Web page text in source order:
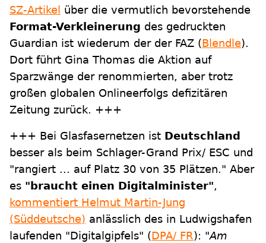
SZ-Artikel über die vermutlich bevorstehende
Format-Verkleinerung des gedruckten
Guardian ist wiederum der der FAZ (Blendle).
Dort führt Gina Thomas die Aktion auf
Sparzwänge der renommierten, aber trotz
großen globalen Onlineerfolgs defizitären
Zeitung zurück. +++
+++ Bei Glasfasernetzen ist Deutschland
besser als beim Schlager-Grand Prix/ ESC und
"rangiert ... auf Platz 30 von 35 Plätzen." Aber
es "braucht einen Digitalminister",
kommentiert Helmut Martin-Jung
(Süddeutsche) anlässlich des in Ludwigshafen
laufenden "Digitalgipfels" (DPA/ FR): "Am